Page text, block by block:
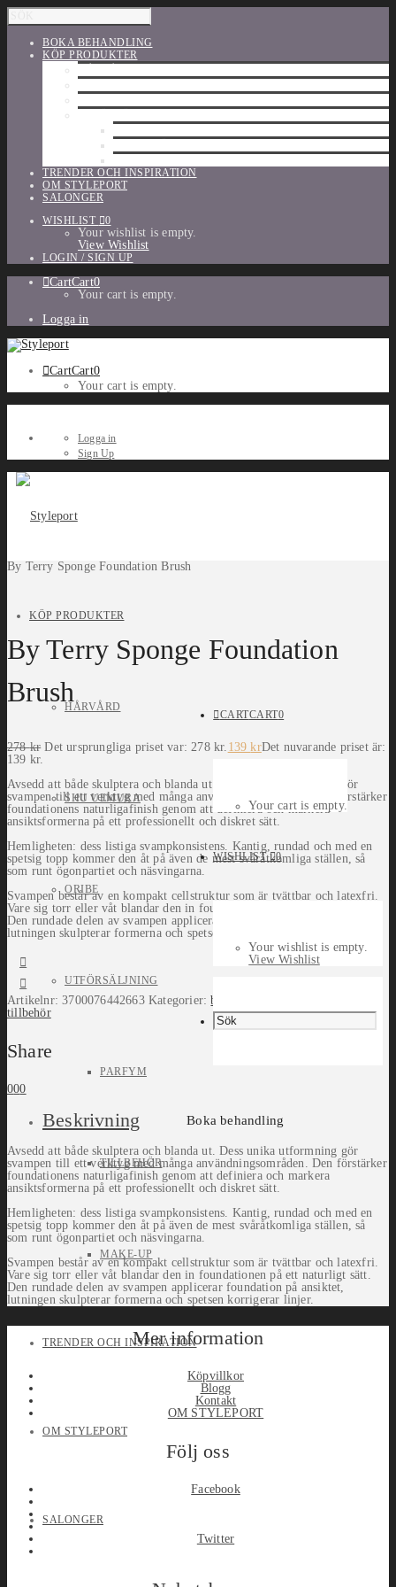
BOKA BEHANDLING
KÖP PRODUKTER
TRENDER OCH INSPIRATION
OM STYLEPORT
SALONGER
WISHLIST
0
Your wishlist is empty.
View Wishlist
LOGIN / SIGN UP
CartCart0
Your cart is empty.
Logga in
CartCart0
Your cart is empty.
Logga in
Sign Up
KÖP PRODUKTER
HÅRVÅRD
SHU UEMURA
ORIBE
UTFÖRSÄLJNING
PARFYM
TILLBEHÖR
MAKE-UP
TRENDER OCH INSPIRATION
OM STYLEPORT
SALONGER
CARTCART0
Your cart is empty.
WISHLIST 0
Your wishlist is empty.
View Wishlist
Boka behandling
By Terry Sponge Foundation Brush
By Terry Sponge Foundation
Brush
278kr Det ursprungliga priset var: 278 kr. 139krDet nuvarande priset är:
139 kr.
Avsedd att både skulptera och blanda ut. Dess unika utformning gör
svampen till ett verktyg med många användningsområden. Den förstärker
foundationens naturligafinish genom att definiera och markera
ansiktsformerna på ett professionellt och diskret sätt.
Hemligheten: dess listiga svampkonsistens. Kantig, rundad och med en
spetsig topp kommer den åt på även de mest svåråtkomliga ställen, så
som runt ögonpartiet och näsvingarna.
Svampen består av en kompakt cellstruktur som är tvättbar och latexfri.
Vare sig torr eller våt blandar den in foundationen på ett naturligt sätt.
Den rundade delen av svampen applicerar foundation på ansiktet,
lutningen skulpterar formerna och spetsen korrigerar linjer.
Artikelnr:3700076442663 Kategorier:by Terry
tillbehör
Share
000
Beskrivning
Avsedd att både skulptera och blanda ut. Dess unika utformning gör
svampen till ett verktyg med många användningsområden. Den förstärker
foundationens naturligafinish genom att definiera och markera
ansiktsformerna på ett professionellt och diskret sätt.
Hemligheten: dess listiga svampkonsistens. Kantig, rundad och med en
spetsig topp kommer den åt på även de mest svåråtkomliga ställen, så
som runt ögonpartiet och näsvingarna.
Svampen består av en kompakt cellstruktur som är tvättbar och latexfri.
Vare sig torr eller våt blandar den in foundationen på ett naturligt sätt.
Den rundade delen av svampen applicerar foundation på ansiktet,
lutningen skulpterar formerna och spetsen korrigerar linjer.
Mer information
Köpvillkor
Blogg
Kontakt
OM STYLEPORT
Följ oss
Facebook
Twitter